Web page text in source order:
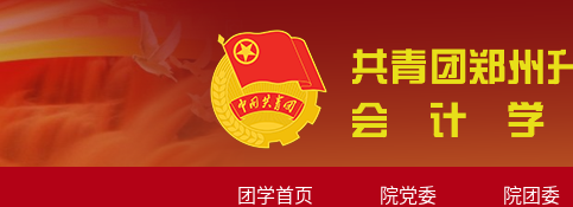
团学首页 院党委 院团委